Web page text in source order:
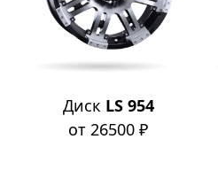
Диск LS 954
от 26500 ₽